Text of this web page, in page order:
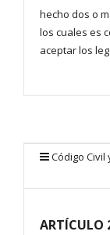
hecho dos o
los cuales es
aceptar los
Código Civil
ARTÍCULO